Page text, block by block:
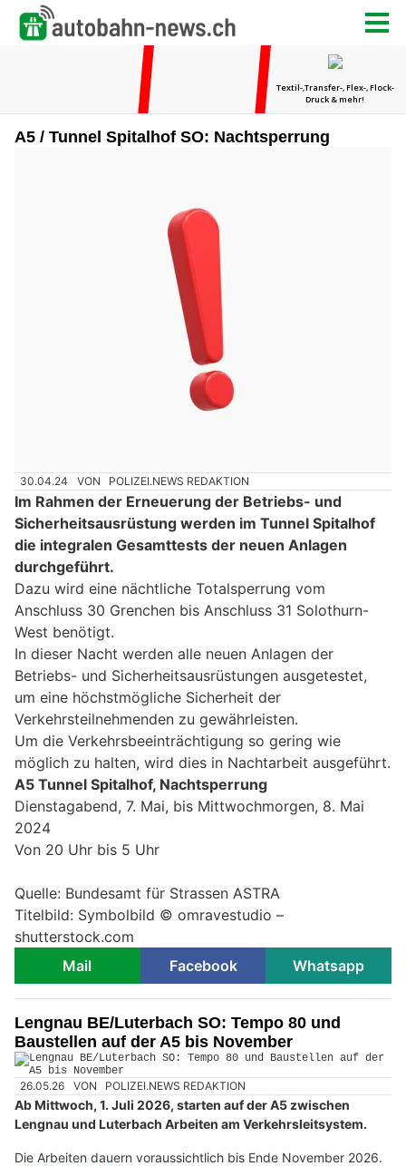
A5 / Tunnel Spitalhof SO: Nachtsperrung
30.04.24 VON POLIZEI.NEWS REDAKTION
Im Rahmen der Erneuerung der Betriebs- und
Sicherheitsausrüstung werden im Tunnel Spitalhof
die integralen Gesamttests der neuen Anlagen
durchgeführt.
Dazu wird eine nächtliche Totalsperrung vom
Anschluss 30 Grenchen bis Anschluss 31 Solothurn-
West benötigt.
In dieser Nacht werden alle neuen Anlagen der
Betriebs- und Sicherheitsausrüstungen ausgetestet,
um eine höchstmögliche Sicherheit der
Verkehrsteilnehmenden zu gewährleisten.
Um die Verkehrsbeeinträchtigung so gering wie
möglich zu halten, wird dies in Nachtarbeit ausgeführt.
A5 Tunnel Spitalhof, Nachtsperrung
Dienstagabend, 7. Mai, bis Mittwochmorgen, 8. Mai
2024
Von 20 Uhr bis 5 Uhr
Quelle: Bundesamt für Strassen ASTRA
Titelbild: Symbolbild © omravestudio –
shutterstock.com
Mail
Facebook Whatsapp
Lengnau BE/Luterbach SO: Tempo 80 und
Baustellen auf der A5 bis November
26.05.26 VON POLIZEI.NEWS REDAKTION
Ab Mittwoch, 1. Juli 2026, starten auf der A5 zwischen
Lengnau und Luterbach Arbeiten am Verkehrsleitsystem.
Die Arbeiten dauern voraussichtlich bis Ende November 2026.